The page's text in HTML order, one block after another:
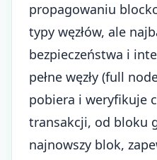
propagowaniu
typy węzłów, ale
bezpieczeństwa i
pełne węzły (full
pobiera i weryfikuje
transakcji, od bloku
najnowszy blok,